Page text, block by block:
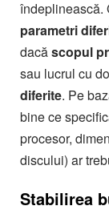
îndeplinească.
parametri
dacăscopul
sau lucrul cu
diferite. Pe
bine ce
procesor,
discului) ar
Stabilirea